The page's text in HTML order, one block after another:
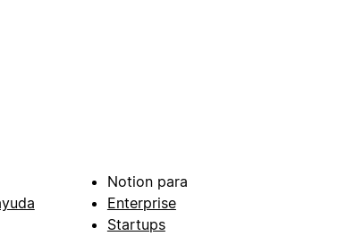
Notion para
Enterprise
Startups